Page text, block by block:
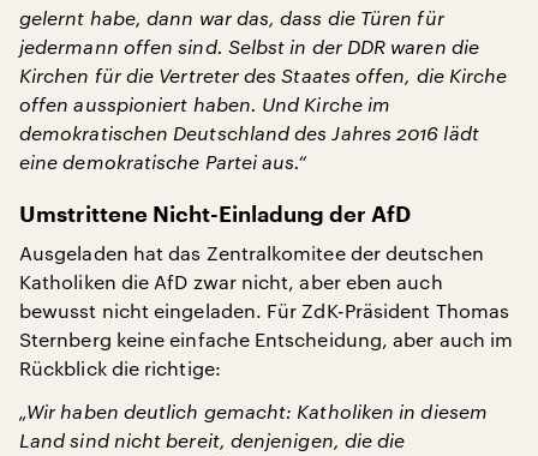
gelernt habe, dann war das, dass die Türen für
jedermann offen sind. Selbst in der DDR waren die
Kirchen für die Vertreter des Staates offen, die Kirche
offen ausspioniert haben. Und Kirche im
demokratischen Deutschland des Jahres 2016 lädt
eine demokratische Partei aus.“
Umstrittene Nicht-Einladung der AfD
Ausgeladen hat das Zentralkomitee der deutschen
Katholiken die AfD zwar nicht, aber eben auch
bewusst nicht eingeladen. Für ZdK-Präsident Thomas
Sternberg keine einfache Entscheidung, aber auch im
Rückblick die richtige:
„Wir haben deutlich gemacht: Katholiken in diesem
Land sind nicht bereit, denjenigen, die die